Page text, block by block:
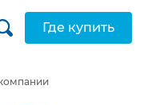
Где купить